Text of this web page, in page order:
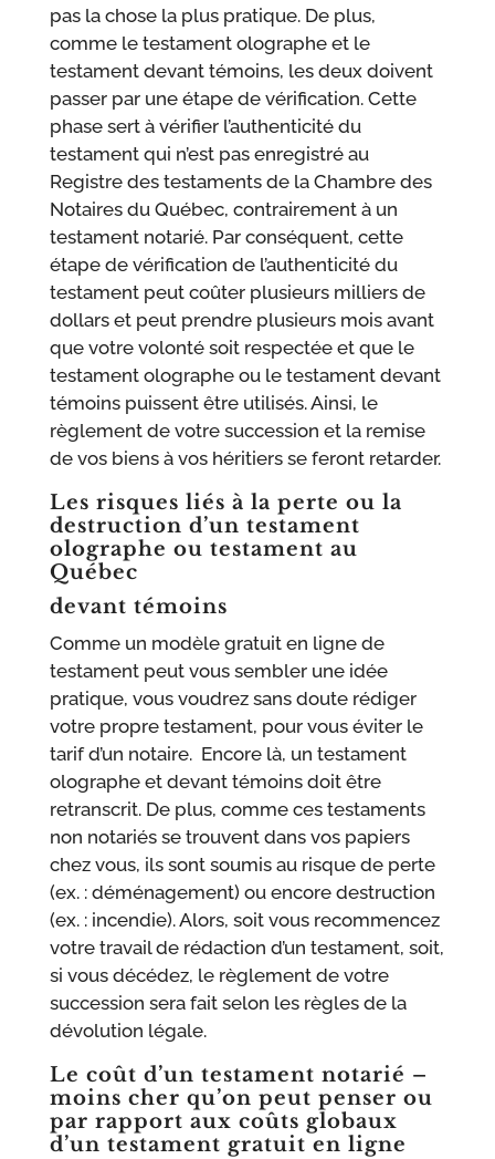
pas la chose la plus pratique. De plus,
comme le testament olographe et le
testament devant témoins, les deux doivent
passer par une étape de vérification. Cette
phase sert à vérifier l’authenticité du
testament qui n’est pas enregistré au
Registre des testaments de la Chambre des
Notaires du Québec, contrairement à un
testament notarié. Par conséquent, cette
étape de vérification de l’authenticité du
testament peut coûter plusieurs milliers de
dollars et peut prendre plusieurs mois avant
que votre volonté soit respectée et que le
testament olographe ou le testament devant
témoins puissent être utilisés. Ainsi, le
règlement de votre succession et la remise
de vos biens à vos héritiers se feront retarder.
Les risques liés à la perte ou la
destruction d’un testament
olographe ou testament au
Québec
devant témoins
Comme un modèle gratuit en ligne de
testament peut vous sembler une idée
pratique, vous voudrez sans doute rédiger
votre propre testament, pour vous éviter le
tarif d’un notaire. Encore là, un testament
olographe et devant témoins doit être
retranscrit. De plus, comme ces testaments
non notariés se trouvent dans vos papiers
chez vous, ils sont soumis au risque de perte
(ex. : déménagement) ou encore destruction
(ex. : incendie). Alors, soit vous recommencez
votre travail de rédaction d’un testament, soit,
si vous décédez, le règlement de votre
succession sera fait selon les règles de la
dévolution légale.
Le coût d’un testament notarié –
moins cher qu’on peut penser ou
par rapport aux coûts globaux
d’un testament gratuit en ligne